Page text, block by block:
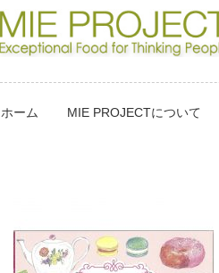
ホーム MIE PROJECTについて